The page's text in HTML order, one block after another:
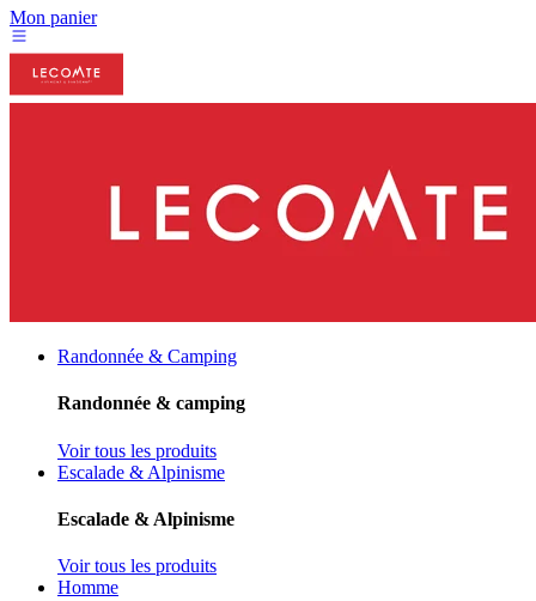
Mon panier
Randonnée & Camping
Randonnée & camping
Voir tous les produits
Escalade & Alpinisme
Escalade & Alpinisme
Voir tous les produits
Homme